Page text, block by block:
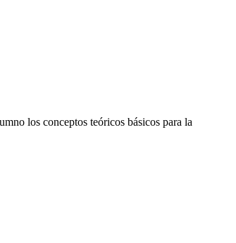
los conceptos teóricos básicos para la